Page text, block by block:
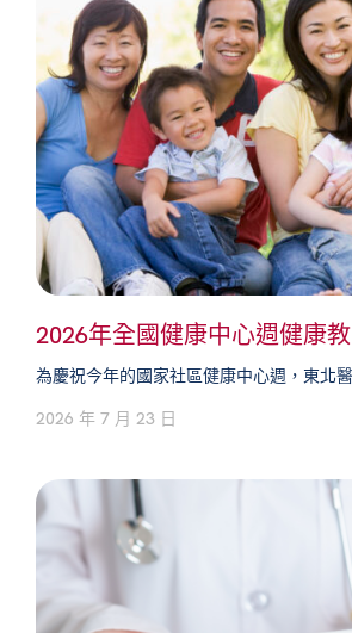
2026年全國健康中心週健康
為慶祝今年的國家社區健康中心週，東北
2026 年 7 月 23 日